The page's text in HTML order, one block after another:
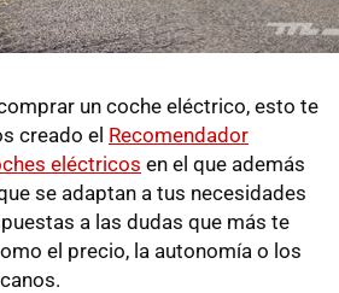
un coche eléctrico, esto te
creado el Recomendador
eléctricos en el que además
se adaptan a tus necesidades
a las dudas que más te
el precio, la autonomía o los